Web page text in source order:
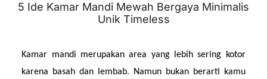
5 Ide Kamar Mandi Mewah Bergaya Minimalis
Unik Timeless
Kamar mandi merupakan area yang lebih sering kotor
karena basah dan lembab. Namun bukan berarti kamu